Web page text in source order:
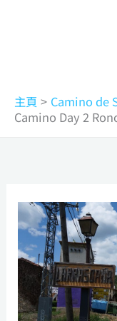
主頁
Camino de
Camino Day 2